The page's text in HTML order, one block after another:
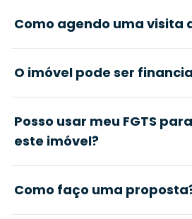
Como agendo uma visita
O imóvel pode ser
Posso usar meu FGTS
este imóvel?
Como faço uma